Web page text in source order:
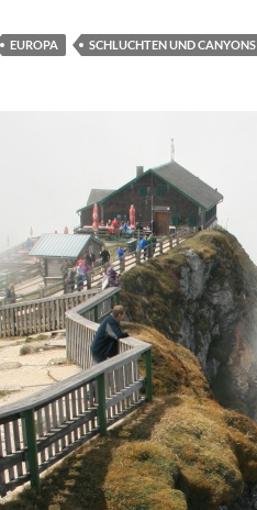
EUROPA SCHLUCHTEN UND CANYONS